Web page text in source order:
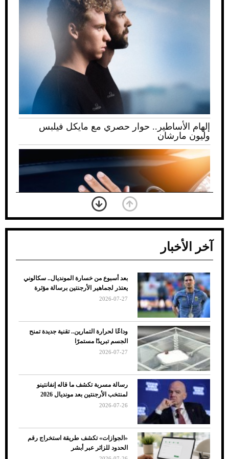
إلهام الأساطير.. حوار حصري مع مايكل فيلبس
وليون مارشان
ضعف تبريد مكيف السيارة عند الوقوف.. أشهر
الأسباب والحلول
7 نصائح لاختيار لون البنطلون المناسب للقميص
الأسود
آخر الأخبار
بعد أسبوع من خسارة المونديال.. سكالوني
يعتذر لجماهير الأرجنتين برسالة مؤثرة
2026-07-27
وداعًا لحرارة التمارين.. تقنية جديدة تمنح
الجسم تبريدًا مستمرًا
2026-07-27
رسالة مسربة تكشف ما قاله إنفانتينو
لمنتخب الأرجنتين بعد مونديال 2026
2026-07-26
«الجوازات» تكشف طريقة استخراج رقم
الحدود للزائر عبر أبشر